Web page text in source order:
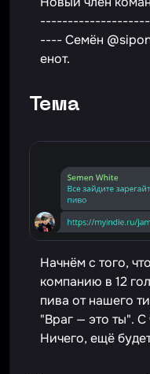
---- Семён
енот.
Тема
Начнём с того,
компанию в 12
пива от нашего
"Враг — это ты".
Ничего, ещё